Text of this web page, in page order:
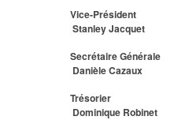
Vice-Président
Stanley Jacquet
Secrétaire Générale
Danièle Cazaux
Trésorier
Dominique Robinet